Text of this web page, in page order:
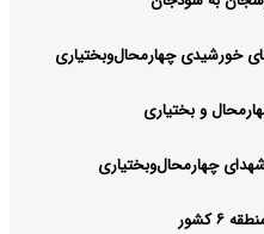
چهارمحال‌وبختیاری
کشور